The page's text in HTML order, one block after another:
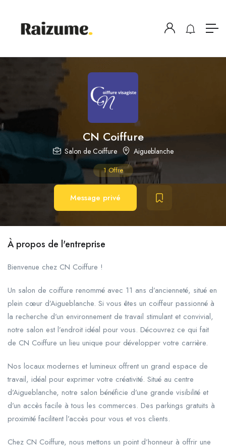
CN Coiffure
Salon de Coiffure Aigueblanche
1 Offre
Message privé
À propos de l'entreprise
Bienvenue chez CN Coiffure !
Un salon de coiffure renommé avec 11 ans d’ancienneté, situé en
plein cœur d’Aigueblanche. Si vous êtes un coiffeur passionné à
la recherche d’un environnement de travail stimulant et convivial,
notre salon est l’endroit idéal pour vous. Découvrez ce qui fait
de CN Coiffure un lieu unique pour développer votre carrière.
Nos locaux modernes et lumineux offrent un grand espace de
travail, idéal pour exprimer votre créativité. Situé au centre
d’Aigueblanche, notre salon bénéficie d’une grande visibilité et
d’un accès facile à tous les commerces. Des parkings gratuits à
proximité facilitent l’accès pour vous et vos clients.
Chez CN Coiffure, nous mettons un point d’honneur à offrir une